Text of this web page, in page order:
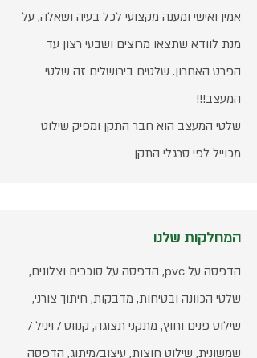
אמין ואישי ומענה מקצועי לכל בעיה ושאלה, על
מנת לוודא שתצאו מרוצים ושבעי רצון עד
הפרט האחרון. שלטים בירושלים זה שלטי
המעצב!!!
שלטי המעצב הוא חבר התקן ומפיק שילוט
מכוייל לפי סרגלי התקן
המחלקות שלנו
הדפסה על pvc, הדפסה על סוככים וצלונים,
שלטי הכוונה ובטיחות, מדבקות, חיתוך צורני,
שילוט פנים וחוץ, מתקני תצוגה, קנווס / ויניל /
שמשונית, שילוט חוצות, עיצוב/מיתוג, הדפסה